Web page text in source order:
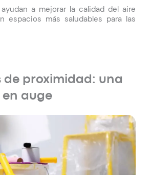
a mejorar la calidad del aire
espacios más saludables para las
de proximidad: una
auge